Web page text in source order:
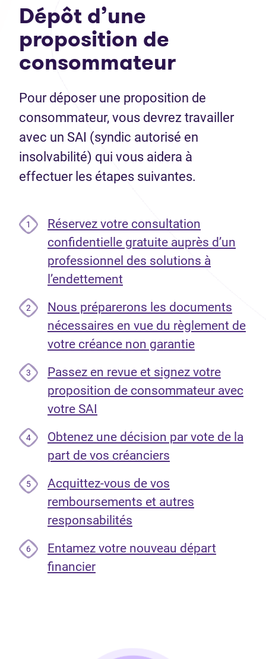
Dépôt d’une
proposition de
consommateur
Pour déposer une proposition de
consommateur, vous devrez travailler
avec un SAI (syndic autorisé en
insolvabilité) qui vous aidera à
effectuer les étapes suivantes.
1
Réservez votre consultation
confidentielle gratuite auprès d’un
professionnel des solutions à
l’endettement
2
Nous préparerons les documents
nécessaires en vue du règlement de
votre créance non garantie
3
Passez en revue et signez votre
proposition de consommateur avec
votre SAI
4
Obtenez une décision par vote de la
part de vos créanciers
5
Acquittez-vous de vos
remboursements et autres
responsabilités
6
Entamez votre nouveau départ
financier